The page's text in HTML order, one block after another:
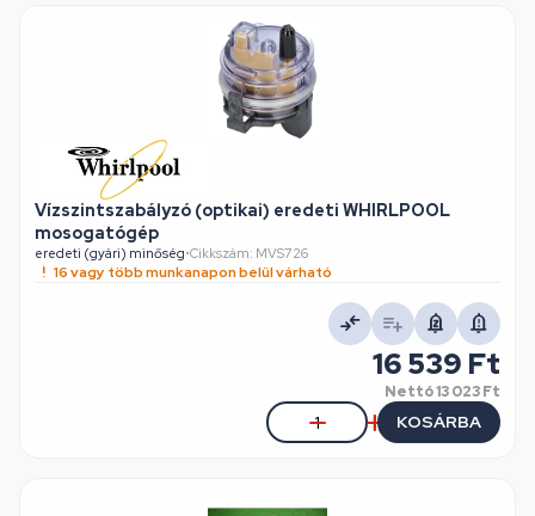
Vízszintszabályzó (optikai) eredeti WHIRLPOOL
mosogatógép
eredeti (gyári) minőség•Cikkszám: MVS726
16 vagy több munkanapon belül várható
16 539 Ft
Nettó13 023 Ft
KOSÁRBA